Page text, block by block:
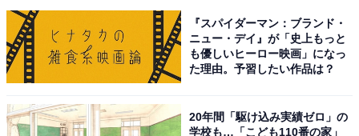
『スパイダーマン：ブランド・
ニュー・デイ』が「史上もっと
も優しいヒーロー映画」になっ
た理由。予習したい作品は？
20年間「駆け込み実績ゼロ」の
学校も…「こども110番の家」